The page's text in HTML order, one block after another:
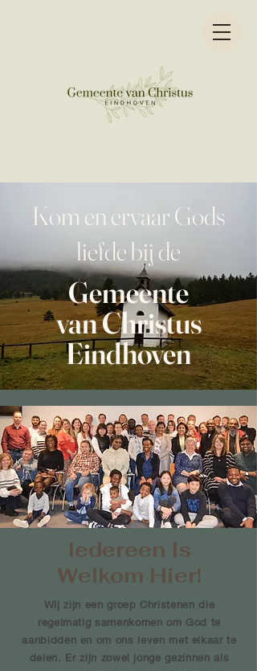
Kom en ervaar Gods
liefde bij de
Gemeente
van Christus
Eindhoven
Iedereen Is
Welkom Hier!
Wij zijn een groep Christenen die
regelmatig samenkomen om God te
aanbidden en om ons leven met elkaar te
delen. Er zijn zowel jonge gezinnen als